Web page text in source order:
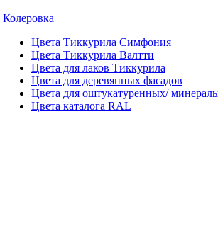
Колеровка
Цвета Тиккурила Симфония
Цвета Тиккурила Валтти
Цвета для лаков Тиккурила
Цвета для деревянных фасадов
Цвета для оштукатуренных/
Цвета каталога RAL